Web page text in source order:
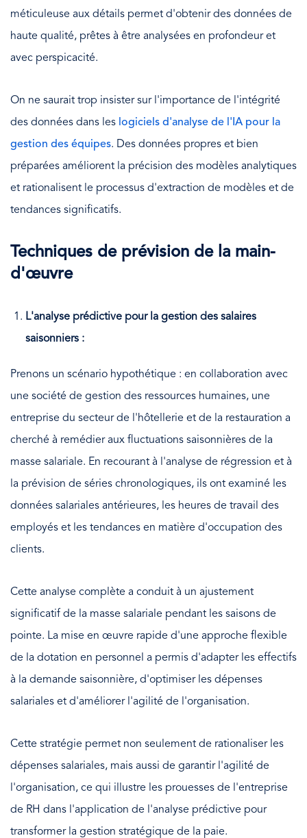
méticuleuse aux détails permet d'obtenir des données de
haute qualité, prêtes à être analysées en profondeur et
avec perspicacité.
On ne saurait trop insister sur l'importance de l'intégrité
des données dans les logiciels d'analyse de l'IA pour la
gestion des équipes. Des données propres et bien
préparées améliorent la précision des modèles analytiques
et rationalisent le processus d'extraction de modèles et de
tendances significatifs.
Techniques de prévision de la main-
d'œuvre
L'analyse prédictive pour la gestion des salaires
saisonniers :
Prenons un scénario hypothétique : en collaboration avec
une société de gestion des ressources humaines, une
entreprise du secteur de l'hôtellerie et de la restauration a
cherché à remédier aux fluctuations saisonnières de la
masse salariale. En recourant à l'analyse de régression et à
la prévision de séries chronologiques, ils ont examiné les
données salariales antérieures, les heures de travail des
employés et les tendances en matière d'occupation des
clients.
Cette analyse complète a conduit à un ajustement
significatif de la masse salariale pendant les saisons de
pointe. La mise en œuvre rapide d'une approche flexible
de la dotation en personnel a permis d'adapter les effectifs
à la demande saisonnière, d'optimiser les dépenses
salariales et d'améliorer l'agilité de l'organisation.
Cette stratégie permet non seulement de rationaliser les
dépenses salariales, mais aussi de garantir l'agilité de
l'organisation, ce qui illustre les prouesses de l'entreprise
de RH dans l'application de l'analyse prédictive pour
transformer la gestion stratégique de la paie.